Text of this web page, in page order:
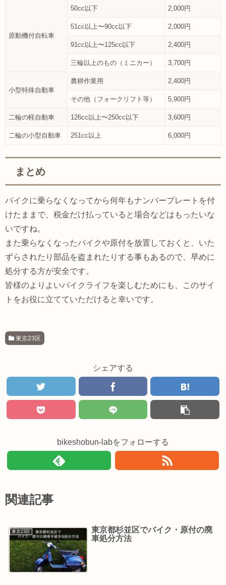
原動機付自転車
50cc以下 2,000円
51cc以上〜90cc以下 2,000円
91cc以上〜125cc以下 2,400円
三輪以上のもの（ミニカー） 3,700円
小型特殊自動車
農耕作業用 2,400円
その他（フォークリフト等） 5,900円
二輪の軽自動車 126cc以上〜250cc以下 3,600円
二輪の小型自動車 251cc以上 6,000円
まとめ
バイクに乗らなくなってから何年もナンバープレートを付
けたままで、税金だけ払っていると場合などはもったいな
いですね。
また乗らなくなったバイクや原付を放置しておくと、いた
ずらされたり部品を盗まれたりする事もあるので、早めに
処分する方が安全です。
皆様のよりよいバイクライフを楽しむためにも、このサイ
トをお役に立てていただけると幸いです。
東京23区
シェアする
bikeshobun-labをフォローする
関連記事
東京23区
東京都杉並区でバイク・原付の廃
車処分方法